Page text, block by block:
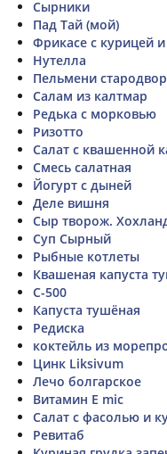
Сырники
Пад Тай (мой)
Фрикасе с курицей
Нутелла
Пельмени
Салам из калтмар
Редька с морковью
Ризотто
Салат с квашенной
Смесь салатная
Йогурт с дыней
Деле вишня
Сыр творож.
Суп Сырный
Рыбные котлеты
Квашеная капуста
C-500
Капуста тушёная
Редиска
коктейль из
Цинк Liksivum
Лечо болгарское
Витамин E mic
Салат с фасолью и
Ревитаб